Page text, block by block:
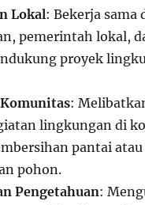
Lokal: Bekerja sama
pemerintah lokal,
proyek
:
lingkungan di
pantai atau
pohon.
Pengetahuan: